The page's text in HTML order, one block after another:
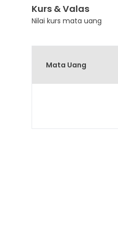
Kurs & Valas
Nilai kurs mata uang
Mata Uang